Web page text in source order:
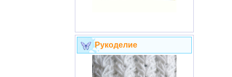
Рукоделие